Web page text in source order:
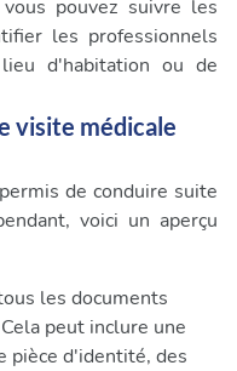
pouvez suivre les
les professionnels
d'habitation ou de
visite médicale
de conduire suite
voici un aperçu
les documents
peut inclure une
pièce d'identité, des